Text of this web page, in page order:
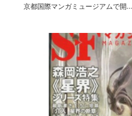
京都国際マンガミュージアムで開…